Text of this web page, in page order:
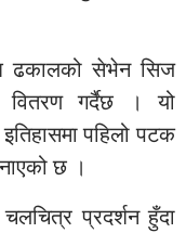
ढकालको सेभेन सिज
वितरण गर्दैछ । यो
पहिलो पटक
छ ।
प्रदर्शन हुँदा